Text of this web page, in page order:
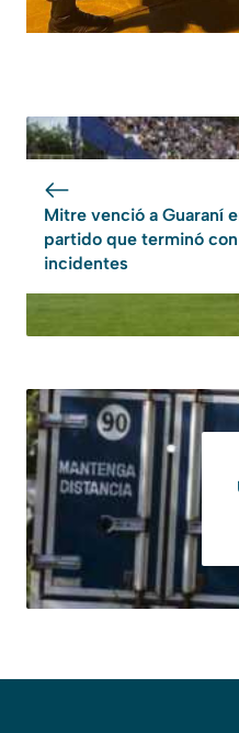
Mitre venció a Guaraní
partido que terminó con
incidentes